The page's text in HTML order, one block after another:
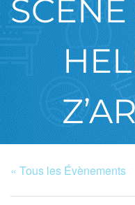
« Tous les Évènements